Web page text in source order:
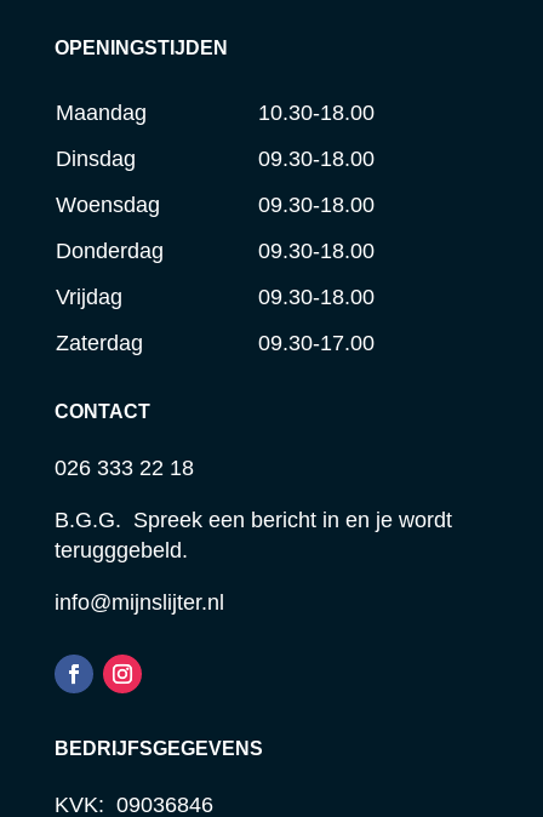
OPENINGSTIJDEN
Maandag
10.30-18.00
Dinsdag
09.30-18.00
Woensdag
09.30-18.00
Donderdag
09.30-18.00
Vrijdag
09.30-18.00
Zaterdag
09.30-17.00
CONTACT
026 333 22 18
B.G.G. Spreek een bericht in en je wordt
terugggebeld.
info@mijnslijter.nl
BEDRIJFSGEGEVENS
KVK: 09036846